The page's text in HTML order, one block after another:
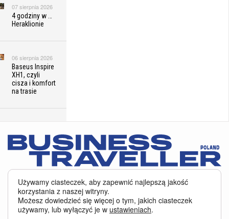
07 sierpnia 2026
4 godziny w …
Heraklionie
06 sierpnia 2026
Baseus Inspire
XH1, czyli
cisza i komfort
na trasie
RECENZJA.
Vienna House
by Wyndham
czyli magia
niezwykłych
technologie o analogicznym charakterze, przede wszystkim w celu
zapewnienia Państwu najlepszej jakości oferowanych usług, a ponadto w
celach statystycznych i reklamowych. Korzystanie z serwisu oznacza, że pliki
te będą zapisywane w Państwa komputerze. Więcej na temat
Używamy ciasteczek, aby zapewnić najlepszą jakość
korzystania z naszej witryny.
Możesz dowiedzieć się więcej o tym, jakich ciasteczek
używamy, lub wyłączyć je w ustawieniach.